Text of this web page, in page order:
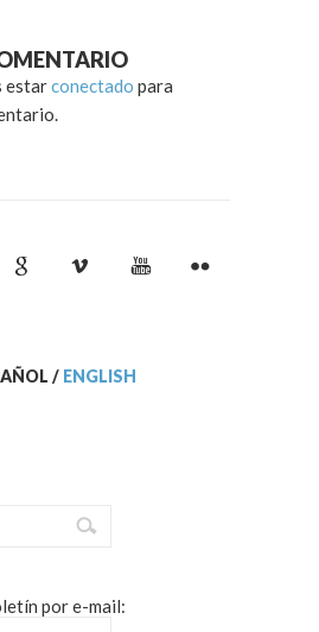
estarconectado para
/ ENGLISH
por e-mail: